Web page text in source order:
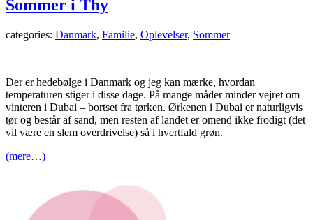
Sommer i Thy
categories: Danmark, Familie, Oplevelser, Sommer
Der er hedebølge i Danmark og jeg kan mærke, hvordan
temperaturen stiger i disse dage. På mange måder minder vejret om
vinteren i Dubai – bortset fra tørken. Ørkenen i Dubai er naturligvis
tør og består af sand, men resten af landet er omend ikke frodigt (det
vil være en slem overdrivelse) så i hvertfald grøn.
(mere…)